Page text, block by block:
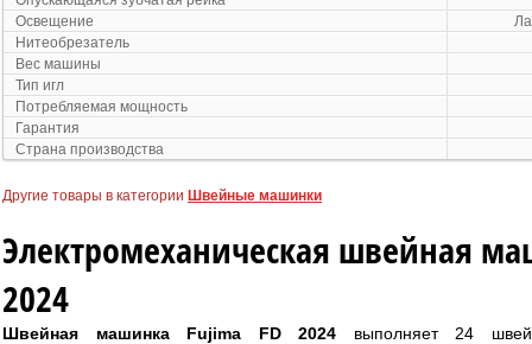
Освещение
Нитеобрезатель
Вес машины
Тип игл
Потребляемая мощность
Гарантия
Страна производства
Другие товары в категории Швейные машинки
Электромеханическая швейная
2024
Швейная машинка Fujima FD 2024 выполняет 24